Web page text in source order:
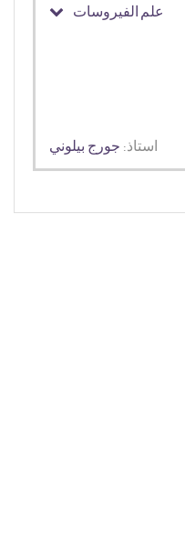
علم الفيروسات
استاذ: جورج بيلوني